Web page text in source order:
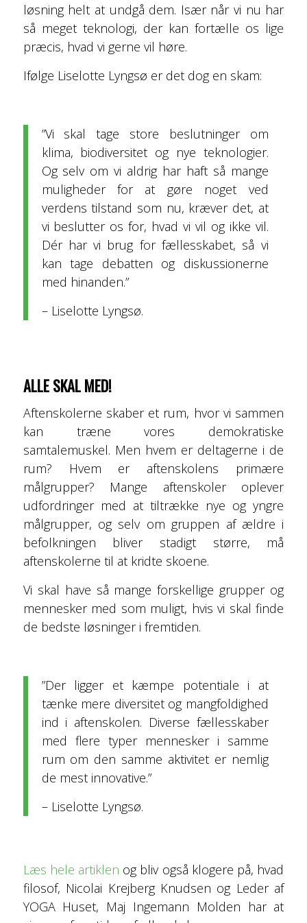
løsning helt at undgå dem. Især når vi nu har
så meget teknologi, der kan fortælle os lige
præcis, hvad vi gerne vil høre.
Ifølge Liselotte Lyngsø er det dog en skam:
”Vi skal tage store beslutninger om
klima, biodiversitet og nye teknologier.
Og selv om vi aldrig har haft så mange
muligheder for at gøre noget ved
verdens tilstand som nu, kræver det, at
vi beslutter os for, hvad vi vil og ikke vil.
Dér har vi brug for fællesskabet, så vi
kan tage debatten og diskussionerne
med hinanden.”
– Liselotte Lyngsø.
ALLE SKAL MED!
Aftenskolerne skaber et rum, hvor vi sammen
kan træne vores demokratiske
samtalemuskel. Men hvem er deltagerne i de
rum? Hvem er aftenskolens primære
målgrupper? Mange aftenskoler oplever
udfordringer med at til­trække nye og yngre
målgrupper, og selv om gruppen af ældre i
befolkningen bliver stadigt større, må
aftenskolerne til at kridte skoene.
Vi skal have så mange forskellige grupper og
mennesker med som muligt, hvis vi skal finde
de bedste løsninger i fremtiden.
”Der ligger et kæmpe potentiale i at
tænke mere diversitet og mangfoldighed
ind i aftenskolen. Diverse fællesskaber
med flere typer mennesker i samme
rum om den samme aktivitet er nemlig
de mest innovative.”
– Liselotte Lyngsø.
Læs hele artiklen og bliv også klogere på, hvad
filosof, Nicolai Krejberg Knudsen og Leder af
YOGA Huset, Maj Ingemann­ Molden har at